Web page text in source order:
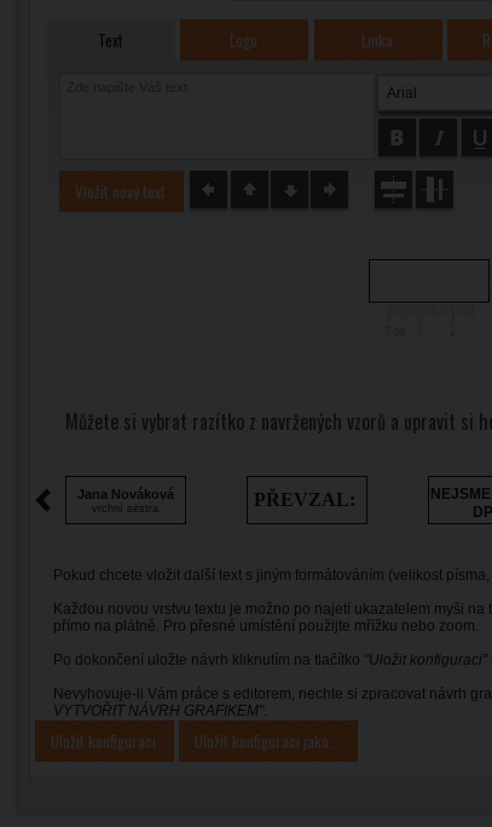
Text Logo Linka
Arial
Vložit nový text
Můžete si vybrat razítko z navržených vzorů a upravit si
Jana Nováková
vrchní sestra PŘEVZAL:
Pokud chcete vložit další text s jiným formátováním (velikost písma,
Každou novou vrstvu textu je možno po najetí ukazatelem myši
přímo na plátně. Pro přesné umístění použijte mřížku nebo zoom.
Po dokončení uložte návrh kliknutím na tlačítko "Uložit konfiguraci"
Nevyhovuje-li Vám práce s editorem, nechte si zpracovat návrh
VYTVOŘIT NÁVRH GRAFIKEM".
Uložit konfiguraci Uložit konfiguraci jako...